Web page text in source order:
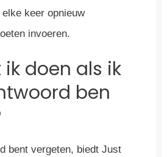
keer opnieuw
invoeren.
doen als ik
ben
bent vergeten, biedt Just